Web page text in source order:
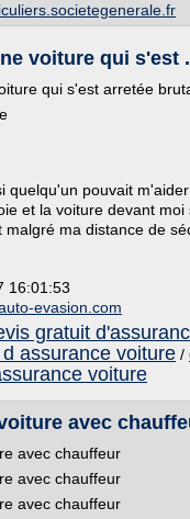
voiture qui s'est
qui s'est arretée
quelqu'un pouvait
et la voiture devant
ma distance de
16:01:53
evasion.com
gratuit
assurance voiture /
voiture
avec
avec chauffeur
avec chauffeur
avec chauffeur